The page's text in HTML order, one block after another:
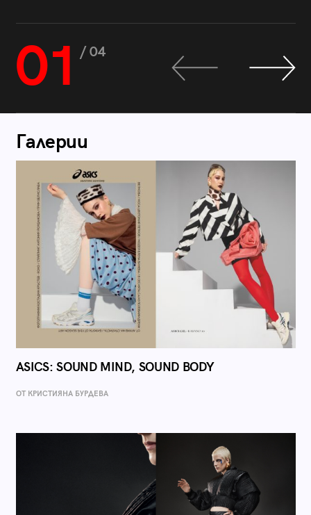
01 / 04
Галерии
ASICS: SOUND MIND, SOUND BODY
ОТ КРИСТИЯНА БУРДЕВА